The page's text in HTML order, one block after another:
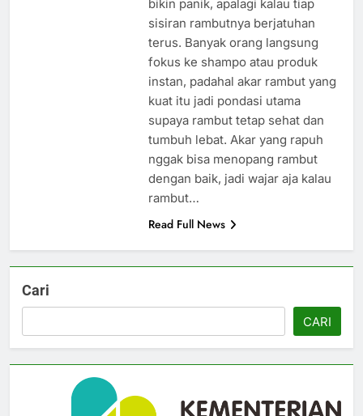
bikin panik, apalagi kalau tiap
sisiran rambutnya berjatuhan
terus. Banyak orang langsung
fokus ke shampo atau produk
instan, padahal akar rambut yang
kuat itu jadi pondasi utama
supaya rambut tetap sehat dan
tumbuh lebat. Akar yang rapuh
nggak bisa menopang rambut
dengan baik, jadi wajar aja kalau
rambut…
Read Full News
Cari
CARI